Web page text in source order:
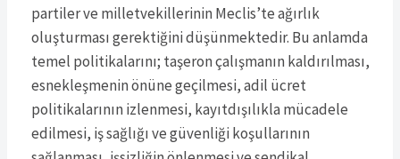
partiler ve milletvekillerinin Meclis’te ağırlık
oluşturması gerektiğini düşünmektedir. Bu anlamda
temel politikalarını; taşeron çalışmanın kaldırılması,
esnekleşmenin önüne geçilmesi, adil ücret
politikalarının izlenmesi, kayıtdışılıkla mücadele
edilmesi, iş sağlığı ve güvenliği koşullarının